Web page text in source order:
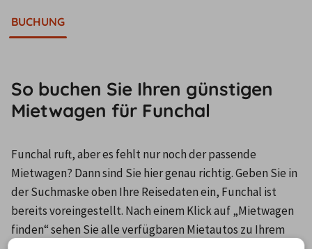
BUCHUNG
So buchen Sie Ihren günstigen
Mietwagen für Funchal
Funchal ruft, aber es fehlt nur noch der passende
Mietwagen? Dann sind Sie hier genau richtig. Geben Sie in
der Suchmaske oben Ihre Reisedaten ein, Funchal ist
bereits voreingestellt. Nach einem Klick auf „Mietwagen
finden“ sehen Sie alle verfügbaren Mietautos zu Ihrem